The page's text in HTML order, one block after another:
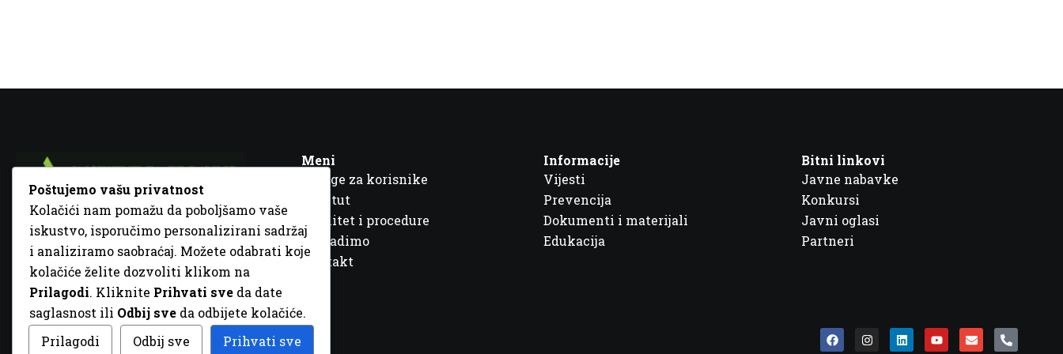
Fra Ivana Jukića br. 2, 72000 Zenica, BiH
+387 32 448 001
info@inz.ba
http://www.inz.ba
Meni
Usluge za korisnike
Institut
Kvalitet i procedure
Šta radimo
Kontakt
Informacije
Vijesti
Prevencija
Dokumenti i materijali
Edukacija
Bitni linkovi
Javne nabavke
Konkursi
Javni oglasi
Partneri
© 2026 Sva prava zadržana. DizajnGordonDM
Poštujemo vašu privatnost
Kolačići nam pomažu da poboljšamo vaše
iskustvo, isporučimo personalizirani sadržaj
i analiziramo saobraćaj. Možete odabrati koje
kolačiće želite dozvoliti klikom na
Prilagodi. Kliknite Prihvati sve da date
saglasnost ili Odbij sve da odbijete kolačiće.
Prilagodi
Odbij sve Prihvati sve